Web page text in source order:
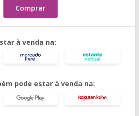
Comprar
à venda na:
pode estar à venda na: